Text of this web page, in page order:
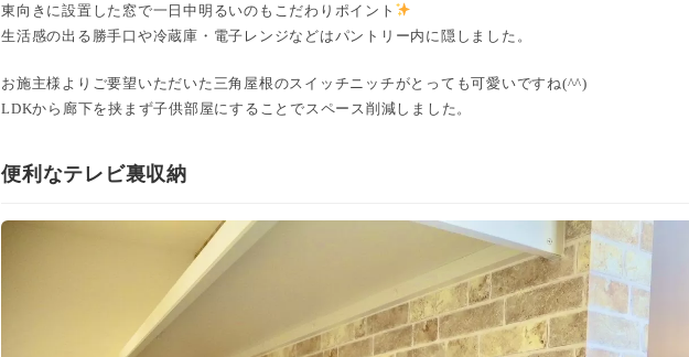
東向きに設置した窓で一日中明るいのもこだわりポイント
生活感の出る勝手口や冷蔵庫・電子レンジなどはパントリー内に隠しました。
お施主様よりご要望いただいた三角屋根のスイッチニッチがとっても可愛いですね(^^)
LDKから廊下を挟まず子供部屋にすることでスペース削減しました。
便利なテレビ裏収納